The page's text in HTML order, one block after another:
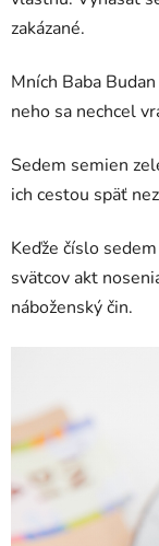
zakázané.
Mních Baba
neho sa nechcel
Sedem semien
ich cestou späť
Keďže číslo
svätcov akt
náboženský čin.